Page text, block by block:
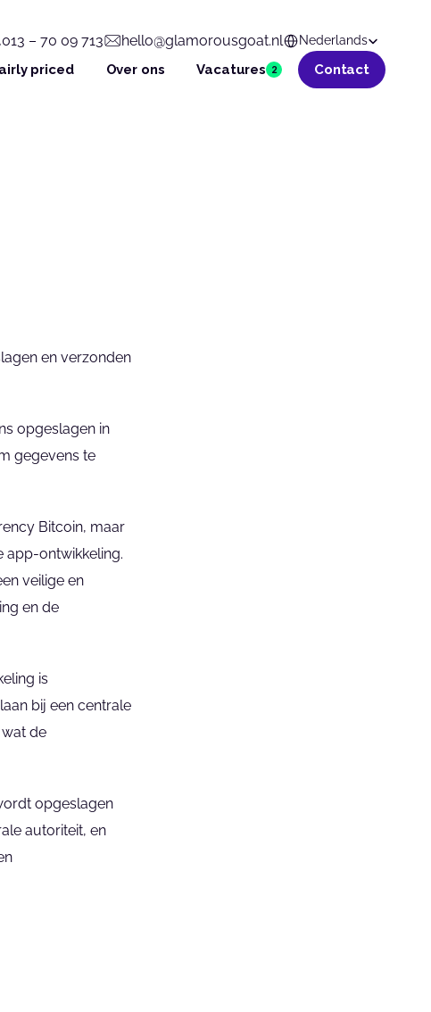
013 – 70 09 713 hello@glamorousgoat.nlSelect Language
Nederlands
priced Over ons Vacatures 2 Contact
en verzonden
opgeslagen in
gegevens te
Bitcoin, maar
app-ontwikkeling.
veilige en
en de
is
bij een centrale
de
opgeslagen
autoriteit, en